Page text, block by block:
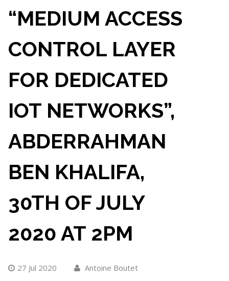
“MEDIUM ACCESS
CONTROL LAYER
FOR DEDICATED
IOT NETWORKS”,
ABDERRAHMAN
BEN KHALIFA,
30TH OF JULY
2020 AT 2PM
27 Jul 2020 Antoine Boutet